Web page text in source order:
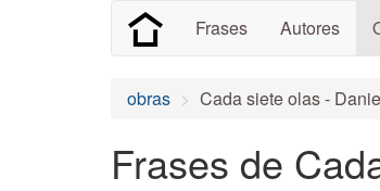
Frases Autores
obras Cada siete olas -
Frases de